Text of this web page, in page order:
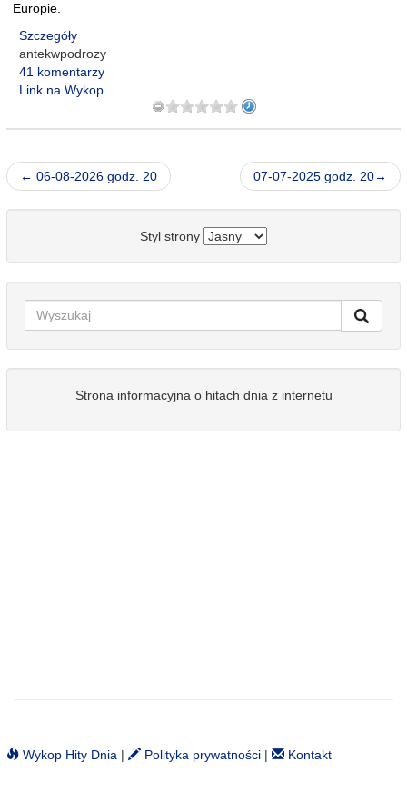
Europie.
Szczegóły
antekwpodrozy
41 komentarzy
Link na Wykop
← 06-08-2026 godz. 20 07-07-2025 godz. 20→
Styl strony
Strona informacyjna o hitach dnia z internetu
Wykop Hity Dnia | Polityka prywatności | Kontakt